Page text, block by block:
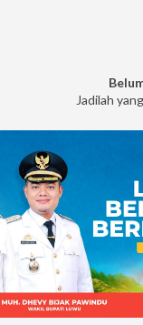
Jadilah